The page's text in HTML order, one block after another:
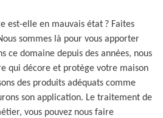
est-elle en mauvais état ? Faites
sommes là pour vous apporter
ce domaine depuis des années, nous
qui décore et protège votre maison
des produits adéquats comme
son application. Le traitement de
vous pouvez nous faire